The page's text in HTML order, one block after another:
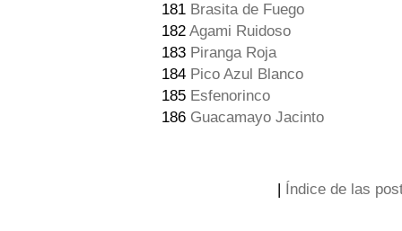
181 Brasita de Fuego
182 Agami Ruidoso
183 Piranga Roja
184 Pico Azul Blanco
185 Esfenorinco
186 Guacamayo Jacinto
| Índice de las